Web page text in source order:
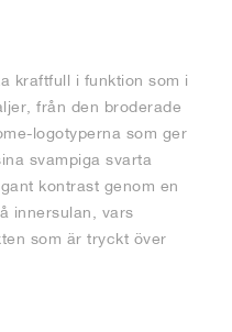
kraftfull i funktion som i
från den broderade
logotyperna som ger
svampiga svarta
kontrast genom en
innersulan, vars
som är tryckt över